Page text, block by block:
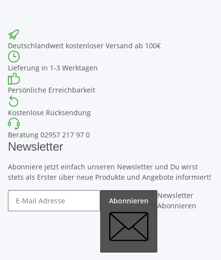
Deutschlandweit kostenloser Versand ab 100€
Lieferung in 1-3 Werktagen
Persönliche Erreichbarkeit
Kostenlose Rücksendung
Beratung 02957 217 97 0
Newsletter
Abonniere jetzt einfach unseren Newsletter und Du wirst
stets als Erster über neue Produkte und Angebote informiert!
Abonnieren
Newsletter
Abonnieren